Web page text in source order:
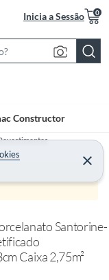
Inicia a Sessão 0
Constructor
Santorine-
Caixa 2,75m²